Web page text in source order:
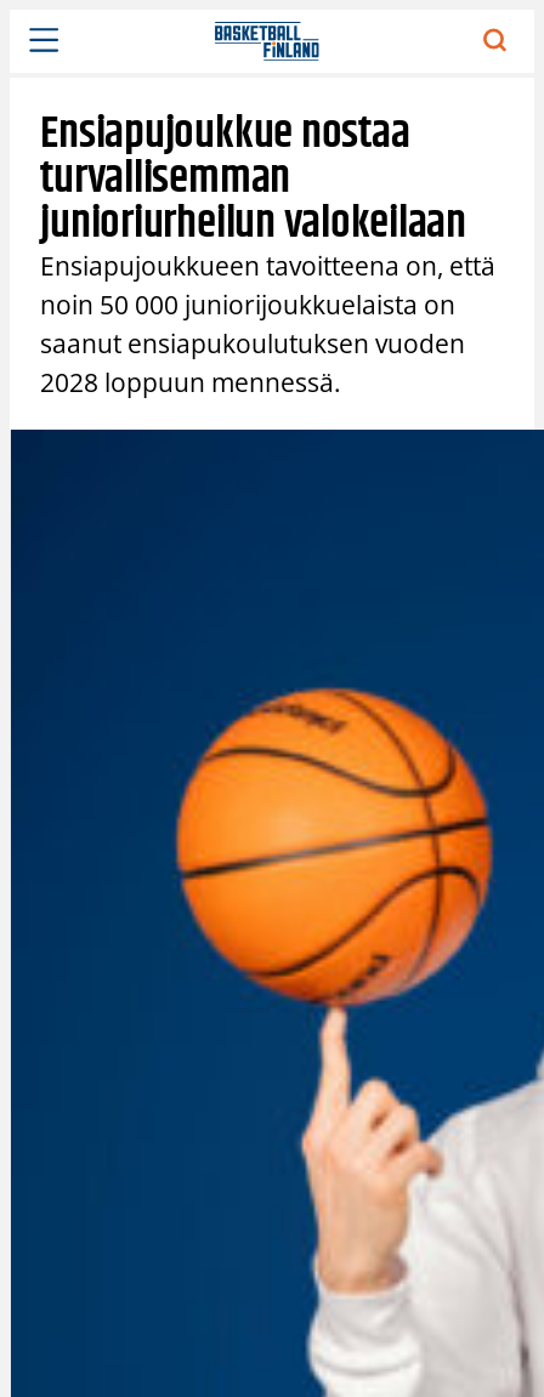
Siirry
sisältöön
Ensiapujoukkue nostaa
turvallisemman
junioriurheilun valokeilaan
Ensiapujoukkueen tavoitteena on, että
noin 50 000 juniorijoukkuelaista on
saanut ensiapukoulutuksen vuoden
2028 loppuun mennessä.